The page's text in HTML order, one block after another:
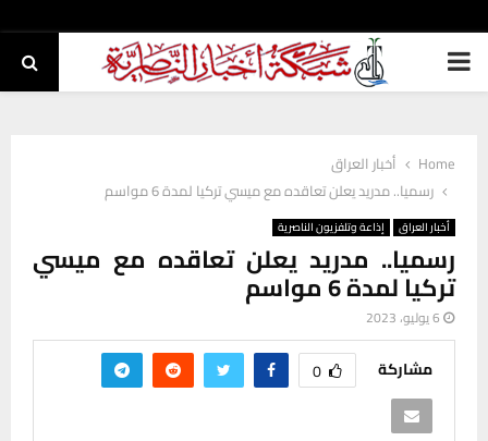
PRIMARY
Home
أخبار العراق
رسميا.. مدريد يعلن تعاقده مع ميسي تركيا لمدة 6 مواسم
أخبار العراق إذاعة وتلفزيون الناصرية
رسميا.. مدريد يعلن تعاقده مع ميسي
تركيا لمدة 6 مواسم
6 يوليو، 2023
مشاركة 0